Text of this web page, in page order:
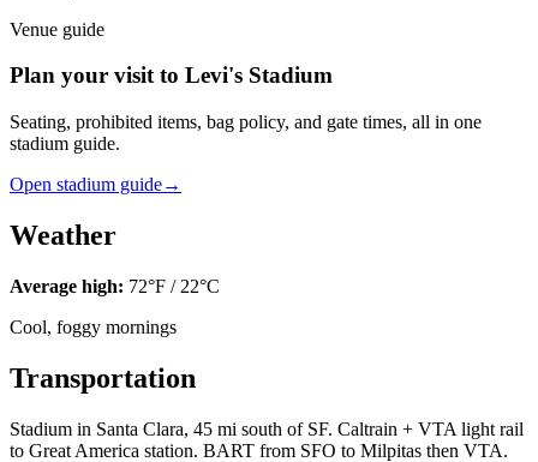
Venue guide
Plan your visit to Levi's Stadium
Seating, prohibited items, bag policy, and gate times, all in one
stadium guide.
Open stadium guide→
Weather
Average high: 72°F / 22°C
Cool, foggy mornings
Transportation
Stadium in Santa Clara, 45 mi south of SF. Caltrain + VTA light rail
to Great America station. BART from SFO to Milpitas then VTA.